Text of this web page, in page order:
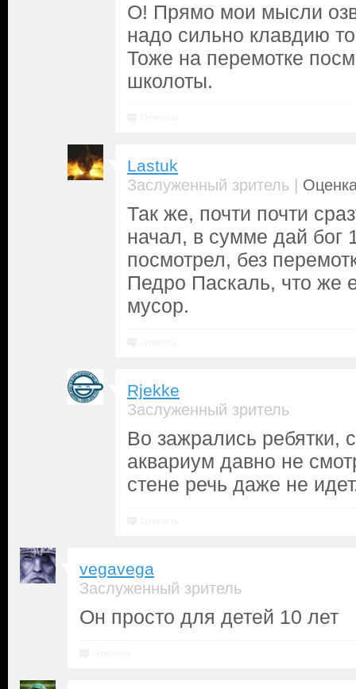
О! Прямо мои мысли
надо сильно клавдию
Тоже на перемотке
школоты.
Lastuk
Заслуженный зритель |
Так же, почти почти
начал, в сумме дай бог
посмотрел, без
Педро Паскаль, что же
мусор.
Rjekke
Заслуженный зритель
Во зажрались ребятки,
аквариум давно не
стене речь даже не
vegavega
Заслуженный зритель
Он просто для детей 10 лет